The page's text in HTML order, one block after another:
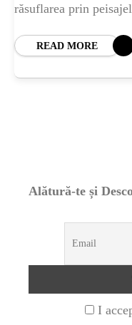
răsuflarea prin
READ MORE
Alătură-te și
I
NATURĂ
Pământului: